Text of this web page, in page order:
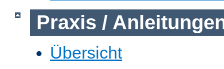
Praxis /
Übersicht